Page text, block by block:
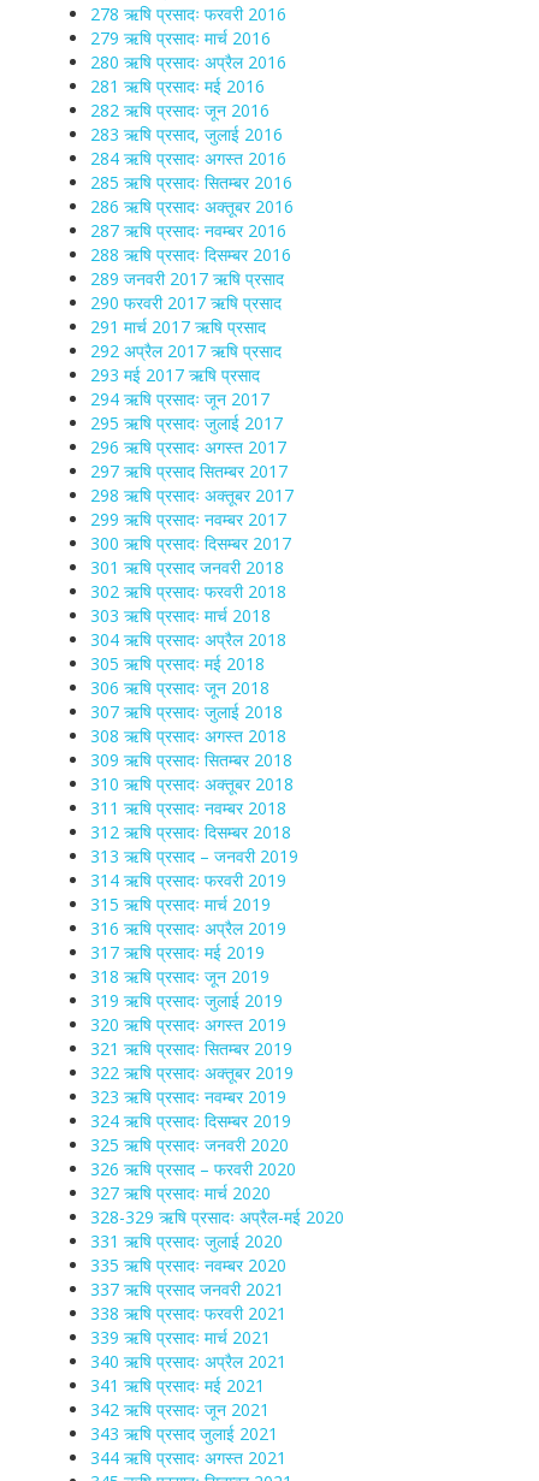
278 ऋषि प्रसादः फरवरी 2016
279 ऋषि प्रसादः मार्च 2016
280 ऋषि प्रसादः अप्रैल 2016
281 ऋषि प्रसादः मई 2016
282 ऋषि प्रसादः जून 2016
283 ऋषि प्रसाद, जुलाई 2016
284 ऋषि प्रसादः अगस्त 2016
285 ऋषि प्रसादः सितम्बर 2016
286 ऋषि प्रसादः अक्तूबर 2016
287 ऋषि प्रसादः नवम्बर 2016
288 ऋषि प्रसादः दिसम्बर 2016
289 जनवरी 2017 ऋषि प्रसाद
290 फरवरी 2017 ऋषि प्रसाद
291 मार्च 2017 ऋषि प्रसाद
292 अप्रैल 2017 ऋषि प्रसाद
293 मई 2017 ऋषि प्रसाद
294 ऋषि प्रसादः जून 2017
295 ऋषि प्रसादः जुलाई 2017
296 ऋषि प्रसादः अगस्त 2017
297 ऋषि प्रसाद सितम्बर 2017
298 ऋषि प्रसादः अक्तूबर 2017
299 ऋषि प्रसादः नवम्बर 2017
300 ऋषि प्रसादः दिसम्बर 2017
301 ऋषि प्रसाद जनवरी 2018
302 ऋषि प्रसादः फरवरी 2018
303 ऋषि प्रसादः मार्च 2018
304 ऋषि प्रसादः अप्रैल 2018
305 ऋषि प्रसादः मई 2018
306 ऋषि प्रसादः जून 2018
307 ऋषि प्रसादः जुलाई 2018
308 ऋषि प्रसादः अगस्त 2018
309 ऋषि प्रसादः सितम्बर 2018
310 ऋषि प्रसादः अक्तूबर 2018
311 ऋषि प्रसादः नवम्बर 2018
312 ऋषि प्रसादः दिसम्बर 2018
313 ऋषि प्रसाद – जनवरी 2019
314 ऋषि प्रसादः फरवरी 2019
315 ऋषि प्रसादः मार्च 2019
316 ऋषि प्रसादः अप्रैल 2019
317 ऋषि प्रसादः मई 2019
318 ऋषि प्रसादः जून 2019
319 ऋषि प्रसादः जुलाई 2019
320 ऋषि प्रसादः अगस्त 2019
321 ऋषि प्रसादः सितम्बर 2019
322 ऋषि प्रसादः अक्तूबर 2019
323 ऋषि प्रसादः नवम्बर 2019
324 ऋषि प्रसादः दिसम्बर 2019
325 ऋषि प्रसादः जनवरी 2020
326 ऋषि प्रसाद – फरवरी 2020
327 ऋषि प्रसादः मार्च 2020
328-329 ऋषि प्रसादः अप्रैल-मई 2020
331 ऋषि प्रसादः जुलाई 2020
335 ऋषि प्रसादः नवम्बर 2020
337 ऋषि प्रसाद जनवरी 2021
338 ऋषि प्रसादः फरवरी 2021
339 ऋषि प्रसादः मार्च 2021
340 ऋषि प्रसादः अप्रैल 2021
341 ऋषि प्रसादः मई 2021
342 ऋषि प्रसादः जून 2021
343 ऋषि प्रसाद जुलाई 2021
344 ऋषि प्रसादः अगस्त 2021